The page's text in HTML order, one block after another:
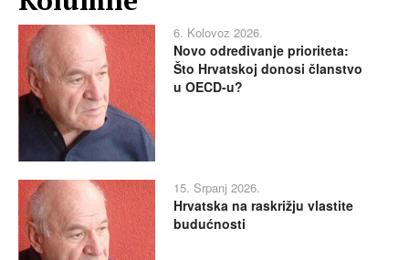
6. Kolovoz 2026.
Novo određivanje prioriteta:
Što Hrvatskoj donosi članstvo
u OECD-u?
15. Srpanj 2026.
Hrvatska na raskrižju vlastite
budućnosti